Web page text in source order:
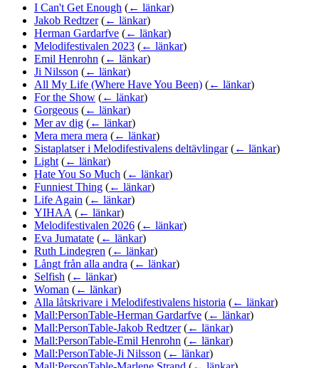
I Can't Get Enough (← länkar)
Jakob Redtzer (← länkar)
Herman Gardarfve (← länkar)
Melodifestivalen 2023 (← länkar)
Emil Henrohn (← länkar)
Ji Nilsson (← länkar)
All My Life (Where Have You Been) (← länkar)
For the Show (← länkar)
Gorgeous (← länkar)
Mer av dig (← länkar)
Mera mera mera (← länkar)
Sistaplatser i Melodifestivalens deltävlingar (← länkar)
Light (← länkar)
Hate You So Much (← länkar)
Funniest Thing (← länkar)
Life Again (← länkar)
YIHAA (← länkar)
Melodifestivalen 2026 (← länkar)
Eva Jumatate (← länkar)
Ruth Lindegren (← länkar)
Långt från alla andra (← länkar)
Selfish (← länkar)
Woman (← länkar)
Alla låtskrivare i Melodifestivalens historia (← länkar)
Mall:PersonTable-Herman Gardarfve (← länkar)
Mall:PersonTable-Jakob Redtzer (← länkar)
Mall:PersonTable-Emil Henrohn (← länkar)
Mall:PersonTable-Ji Nilsson (← länkar)